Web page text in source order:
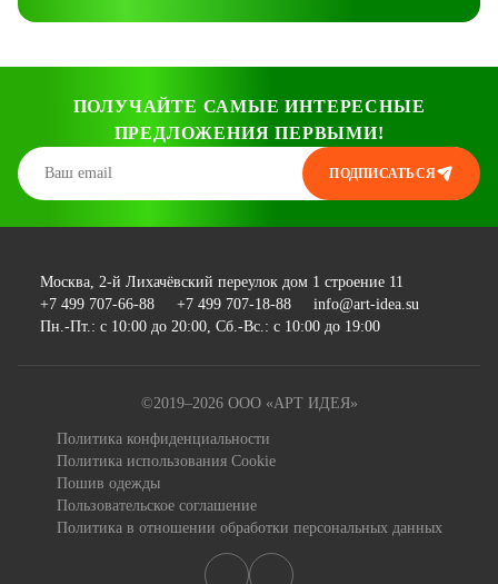
ПОЛУЧАЙТЕ САМЫЕ ИНТЕРЕСНЫЕ
ПРЕДЛОЖЕНИЯ ПЕРВЫМИ!
ПОДПИСАТЬСЯ
Москва, 2-й Лихачёвский переулок дом 1 строение 11
+7 499 707-66-88
+7 499 707-18-88
info@art-idea.su
Пн.-Пт.: с 10:00 до 20:00 Сб.-Вс.: с 10:00 до 19:00
©2019–2026 ООО «АРТ ИДЕЯ»
Политика конфиденциальности
Политика использования Cookie
Пошив одежды
Пользовательское соглашение
Политика в отношении обработки персональных данных